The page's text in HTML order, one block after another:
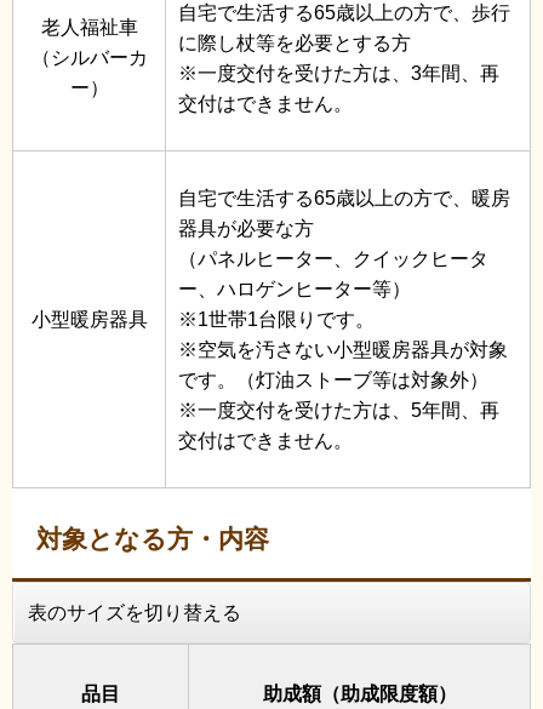
老人福祉車
（シルバーカ
ー）
自宅で生活する65歳以上の方で、歩行
に際し杖等を必要とする方
※一度交付を受けた方は、3年間、再
交付はできません。
小型暖房器具
自宅で生活する65歳以上の方で、暖房
器具が必要な方
（パネルヒーター、クイックヒータ
ー、ハロゲンヒーター等）
※1世帯1台限りです。
※空気を汚さない小型暖房器具が対象
です。（灯油ストーブ等は対象外）
※一度交付を受けた方は、5年間、再
交付はできません。
対象となる方・内容
表のサイズを切り替える
品目 助成額（助成限度額）